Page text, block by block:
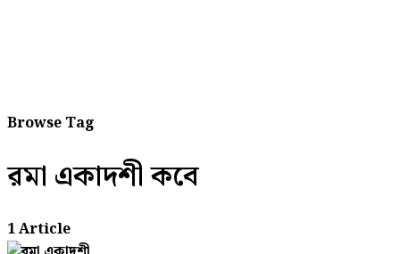
Browse Tag
রমা একাদশী কবে
1 Article